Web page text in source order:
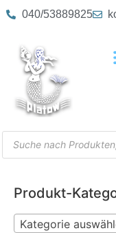
040/53889825
Produkt-
Kategorie